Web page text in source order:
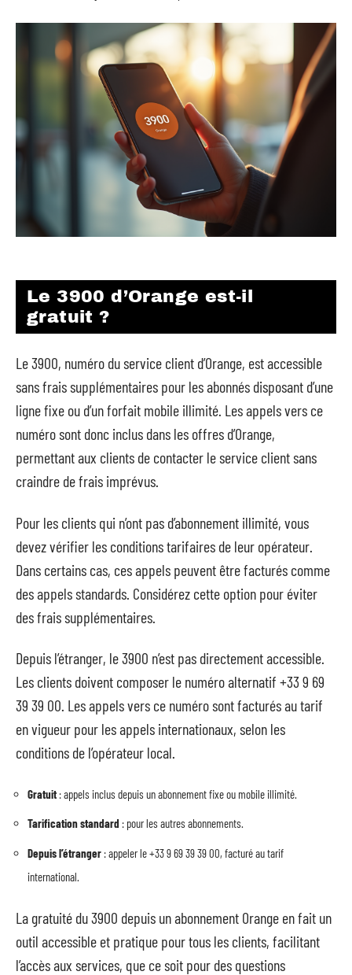
Le 3900 d’Orange est-il
gratuit ?
Le 3900, numéro du service client d’Orange, est accessible
sans frais supplémentaires pour les abonnés disposant d’une
ligne fixe ou d’un forfait mobile illimité. Les appels vers ce
numéro sont donc inclus dans les offres d’Orange,
permettant aux clients de contacter le service client sans
craindre de frais imprévus.
Pour les clients qui n’ont pas d’abonnement illimité, vous
devez vérifier les conditions tarifaires de leur opérateur.
Dans certains cas, ces appels peuvent être facturés comme
des appels standards. Considérez cette option pour éviter
des frais supplémentaires.
Depuis l’étranger, le 3900 n’est pas directement accessible.
Les clients doivent composer le numéro alternatif +33 9 69
39 39 00. Les appels vers ce numéro sont facturés au tarif
en vigueur pour les appels internationaux, selon les
conditions de l’opérateur local.
Gratuit : appels inclus depuis un abonnement fixe ou mobile illimité.
Tarification standard : pour les autres abonnements.
Depuis l’étranger : appeler le +33 9 69 39 39 00, facturé au tarif
international.
La gratuité du 3900 depuis un abonnement Orange en fait un
outil accessible et pratique pour tous les clients, facilitant
l’accès aux services, que ce soit pour des questions